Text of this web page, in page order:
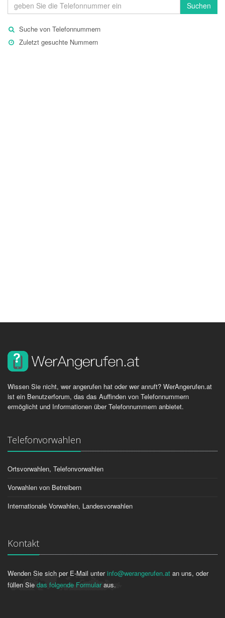
Suchen
Suche von Telefonnummern
Zuletzt gesuchte Nummern
Wissen Sie nicht, wer angerufen hat oder wer anruft? WerAngerufen.at
ist ein Benutzerforum, das das Auffinden von Telefonnummern
ermöglicht und Informationen über Telefonnummern anbietet.
Telefonvorwahlen
Ortsvorwahlen, Telefonvorwahlen
Vorwahlen von Betreibern
Internationale Vorwahlen, Landesvorwahlen
Kontakt
Wenden Sie sich per E-Mail unterinfo@werangerufen.at an uns, oder
füllen Sie das folgende Formularaus.